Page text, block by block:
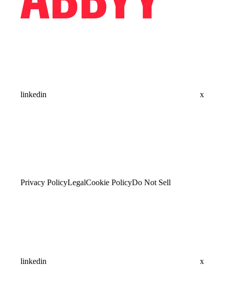
linkedin x
Privacy PolicyLegalCookie PolicyDo Not Sell
linkedin x